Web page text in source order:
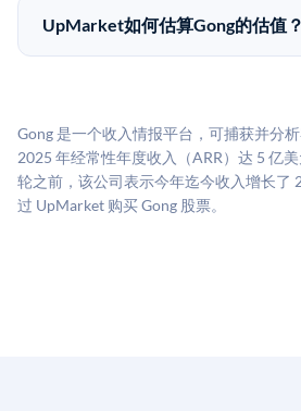
做好多年持有的准备。
50,000美元。具体金额可能因产品
UpMarket如何估算Gong的估值？
司可比倍数应用私有公司折扣，以
息不对称。此估值不构成投资建议
格存在重大差异。
Gong 是一个收入情报平台，可捕获并分
2025 年经常性年度收入（ARR）达 5 亿
轮之前，该公司表示今年迄今收入增长了
过 UpMarket 购买 Gong 股票。